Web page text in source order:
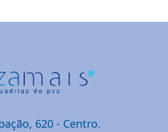
620 - Centro.